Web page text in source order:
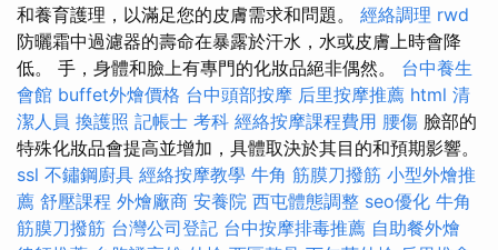
和養育護理，以滿足您的皮膚需求和問題。 經絡調理 rwd
防曬霜中過濾器的壽命在暴露於汗水，水或皮膚上時會降
低。 手，身體和臉上有專門的化妝品絕非偶然。 台中養生
會館 buffet外燴價格 台中頭部按摩 后里按摩推薦 html 清
潔人員 換護照 記帳士 考科 經絡按摩課程費用 腰傷 臉部的
特殊化妝品會提高並增加，具體取決於其目的和預期影響。
ssl 不鏽鋼廚具 經絡按摩教學 牛角 筋膜刀撥筋 小型外燴推
薦 舒壓課程 外燴廠商 安養院 西屯體態調整 seo優化 牛角
筋膜刀撥筋 台灣公司登記 台中按摩排毒推薦 自助餐外燴